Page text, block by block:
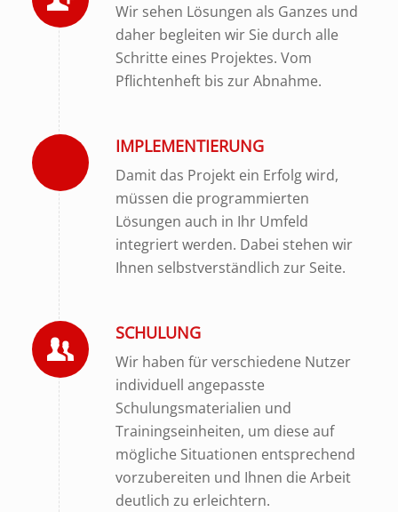
Wir sehen Lösungen als Ganzes und
daher begleiten wir Sie durch alle
Schritte eines Projektes. Vom
Pflichtenheft bis zur Abnahme.
IMPLEMENTIERUNG
Damit das Projekt ein Erfolg wird,
müssen die programmierten
Lösungen auch in Ihr Umfeld
integriert werden. Dabei stehen wir
Ihnen selbstverständlich zur Seite.
SCHULUNG
Wir haben für verschiedene Nutzer
individuell angepasste
Schulungsmaterialien und
Trainingseinheiten, um diese auf
mögliche Situationen entsprechend
vorzubereiten und Ihnen die Arbeit
deutlich zu erleichtern.